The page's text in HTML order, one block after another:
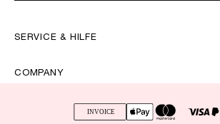
SERVICE & HILFE
COMPANY